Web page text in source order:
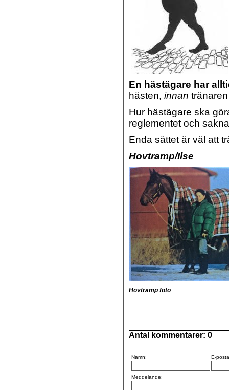
En hästägare har
hästen, innan
Hur hästägare ska
reglementet och
Enda sättet är väl att
Hovtramp/Ilse
Hovtramp foto
Antal kommentarer: 0
Namn: E-
Meddelande: